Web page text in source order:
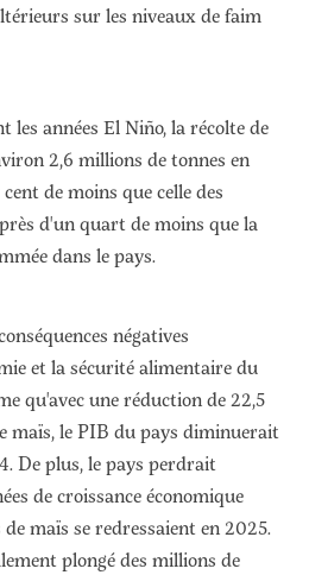
sur les niveaux de faim
les années El Niño, la récolte de
2,6 millions de tonnes en
de moins que celle des
d'un quart de moins que la
dans le pays.
négatives
et la sécurité alimentaire du
qu'avec une réduction de 22,5
maïs, le PIB du pays diminuerait
De plus, le pays perdrait
de croissance économique
maïs se redressaient en 2025.
plongé des millions de